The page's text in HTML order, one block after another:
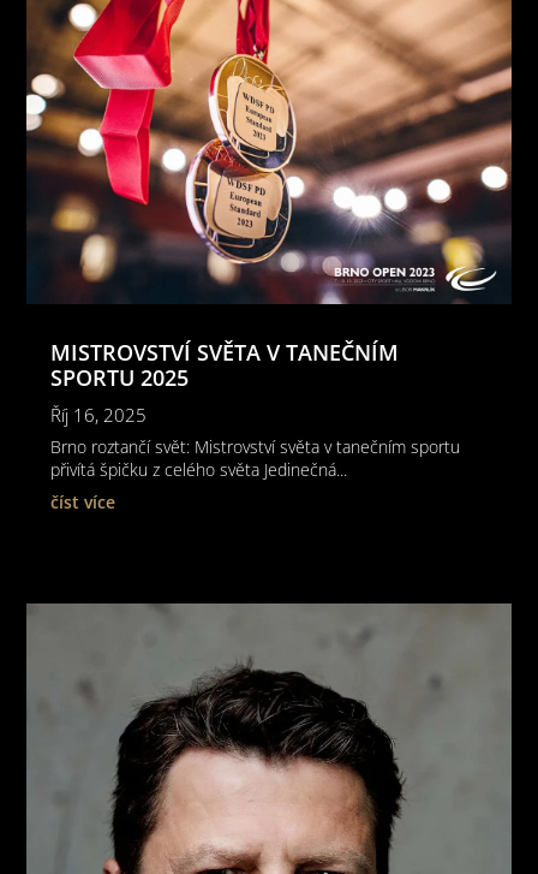
MISTROVSTVÍ SVĚTA V TANEČNÍM
SPORTU 2025
Říj 16, 2025
Brno roztančí svět: Mistrovství světa v tanečním sportu
přivítá špičku z celého světa Jedinečná...
číst více